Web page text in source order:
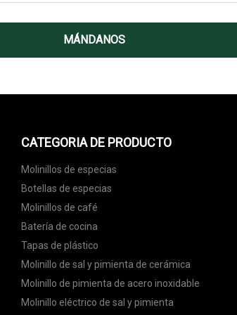
MÁNDANOS
CATEGORIA DE PRODUCTO
Molinillos de especias
Botellas de especias
Molinillos de café
Batería de cocina
Tapas de plástico
Molinillo de sal y pimienta de cerámica
Molinillo de pimienta de acero inoxidable
Molinillo eléctrico de sal y pimienta